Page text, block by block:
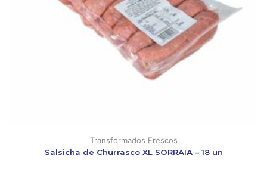
Transformados Frescos
Salsicha de Churrasco XL SORRAIA – 18 un